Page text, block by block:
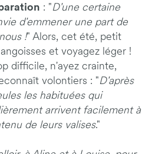
: "D'une certaine
d'emmener une part de
!" Alors, cet été, petit
et voyagez léger !
difficile, n'ayez crainte,
volontiers : "D'après
les habituées qui
arrivent facilement à
de leurs valises."